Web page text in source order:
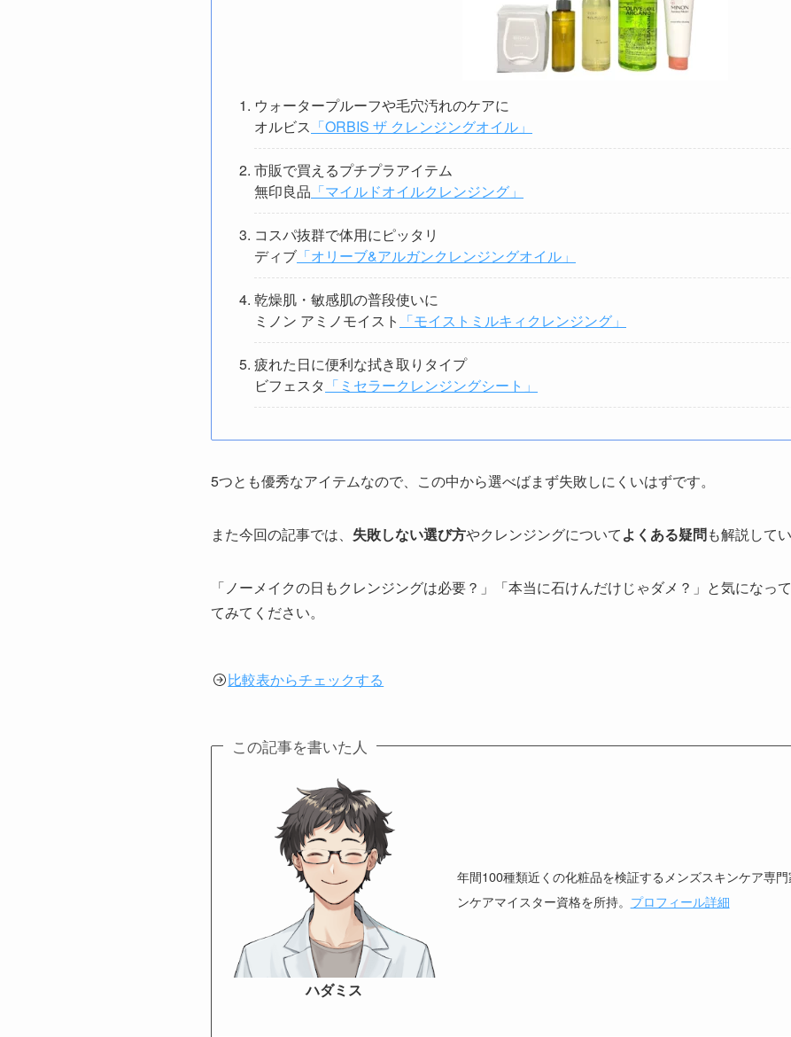
ウォータープルーフや毛穴汚れのケアに
オルビス 「ORBIS ザ クレンジングオイル」
市販で買えるプチプラアイテム
無印良品 「マイルドオイルクレンジング」
コスパ抜群で体用にピッタリ
ディブ 「オリーブ&アルガンクレンジングオイル」
乾燥肌・敏感肌の普段使いに
ミノン アミノモイスト 「モイストミルキィクレンジング」
疲れた日に便利な拭き取りタイプ
ビフェスタ 「ミセラークレンジングシート」
5つとも優秀なアイテムなので、この中から選べばまず失敗しにくいはずです。
また今回の記事では、 失敗しない選び方やクレンジングについてよくある疑問も解説してい
「ノーメイクの日もクレンジングは必要？」「本当に石けんだけじゃダメ？」と気になっ
てみてください。
比較表からチェックする
この記事を書いた人
ハダミス
年間100種類近くの化粧品を検証するメンズスキンケア専
ンケアマイスター資格を所持。 プロフィール詳細